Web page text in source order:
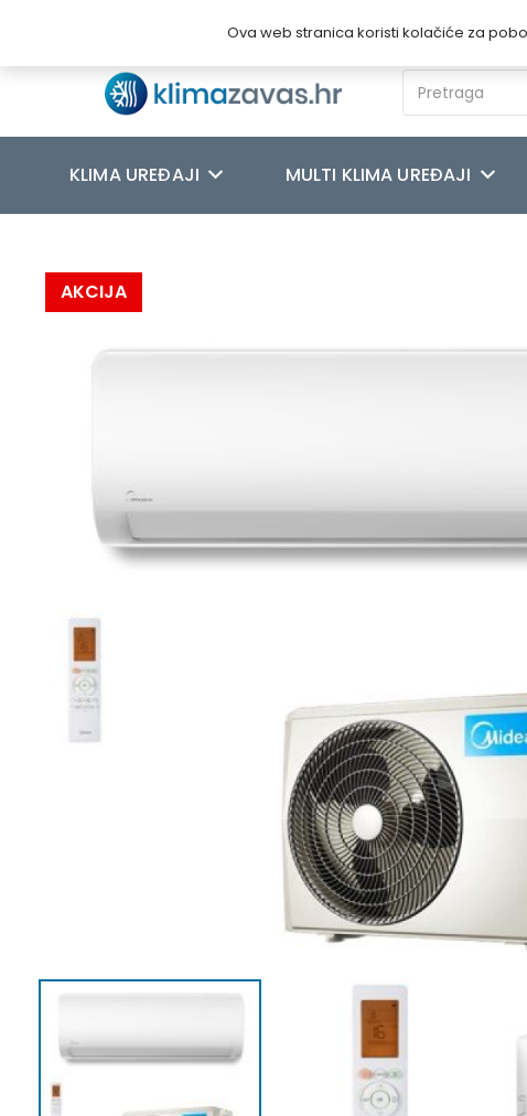
Kontakt
KLIMA UREĐAJI MULTI KLIMA UREĐAJI
AKCIJA
Ova web stranica koristi kolačiće za